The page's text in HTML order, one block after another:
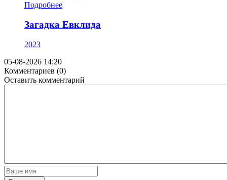
Подробнее
Загадка Евклида
2023
05-08-2026 14:20
Комментариев (0)
Оставить комментарий